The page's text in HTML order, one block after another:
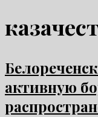
активную